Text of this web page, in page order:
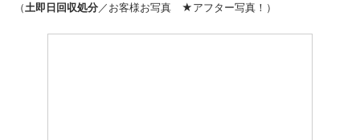
（土即日回収処分／お客様お写真 ★アフター写真！）